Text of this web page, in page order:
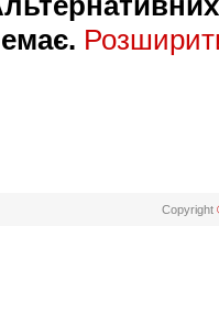
Copyright